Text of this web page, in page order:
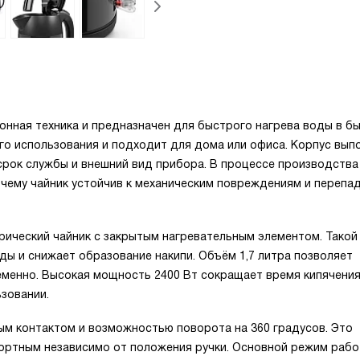
техника и предназначен для быстрого нагрева воды в
использования и подходит для дома или офиса. Корпус
службы и внешний вид прибора. В процессе производства
чайник устойчив к механическим повреждениям и
чайник с закрытым нагревательным элементом.
и снижает образование накипи. Объём 1,7 литра позволяет
Высокая мощность 2400 Вт сокращает время
контактом и возможностью поворота на 360 градусов. Это
независимо от положения ручки. Основной режим